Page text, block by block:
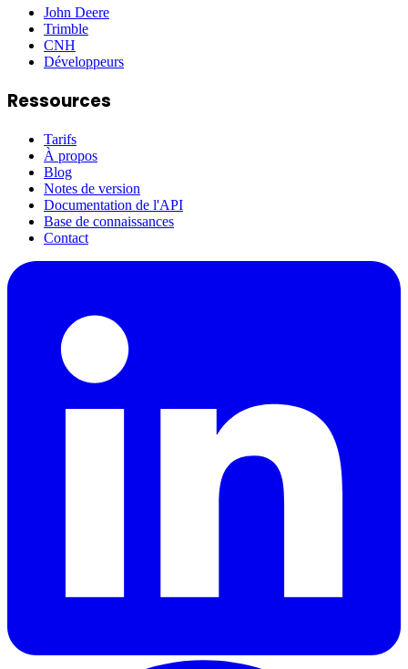
John Deere
Trimble
CNH
Développeurs
Ressources
Tarifs
À propos
Blog
Notes de version
Documentation de l'API
Base de connaissances
Contact